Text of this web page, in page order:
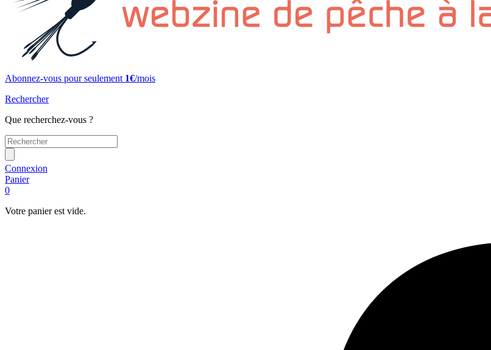
Abonnez-vous pour seulement 1€/mois
Rechercher
Que recherchez-vous ?
Connexion
Panier
0
Votre panier est vide.